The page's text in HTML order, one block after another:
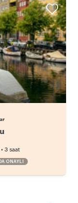
• 3 saat
ONAYLI